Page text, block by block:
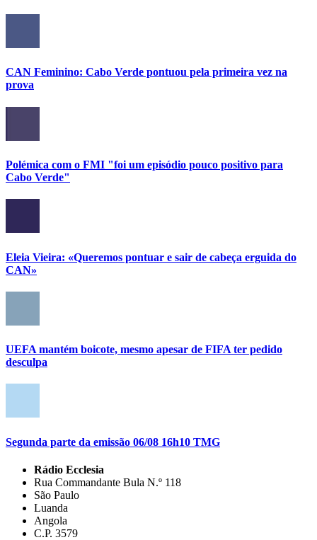
CAN Feminino: Cabo Verde pontuou pela primeira vez na
prova
Polémica com o FMI "foi um episódio pouco positivo para
Cabo Verde"
Eleia Vieira: «Queremos pontuar e sair de cabeça erguida do
CAN»
UEFA mantém boicote, mesmo apesar de FIFA ter pedido
desculpa
Segunda parte da emissão 06/08 16h10 TMG
Rádio Ecclesia
Rua Commandante Bula N.º 118
São Paulo
Luanda
Angola
C.P. 3579